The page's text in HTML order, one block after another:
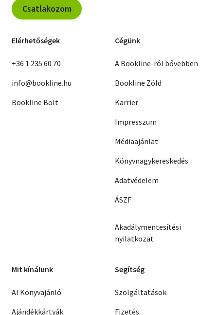
Csatlakozom
Elérhetőségek
+36 1 235 60 70
info@bookline.hu
Bookline Bolt
Cégünk
A Bookline-ról bővebben
Bookline Zöld
Karrier
Impresszum
Médiaajánlat
Könyvnagykereskedés
Adatvédelem
ÁSZF
Akadálymentesítési
nyilatkozat
Mit kínálunk
AI Könyvajánló
Ajándékkártyák
Segítség
Szolgáltatások
Fizetés